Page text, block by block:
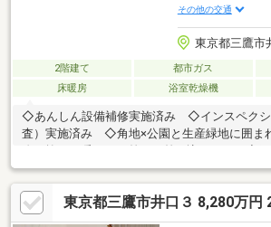
その他の交通
東京都三鷹市
2階建て 都市ガス
床暖房
浴室乾燥機
◇あんしん設備補修実施済み ◇インスペクシ
査）実施済み ◇角地×公園と生産緑地に囲
計・施工 ◇角地整形地 ◇ファーストオーナ
で 内装オプションやウッドデッキ付 ◇建
証付 ◇大通りから1本入ったところに佇む
フト付きで収納スペース確保 ◇前面道路6m
東京都三鷹市井口３ 8,280万円